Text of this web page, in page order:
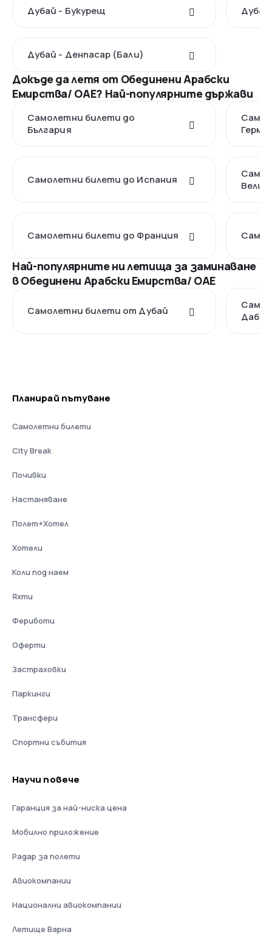
Дубай - Букурещ
Дубай - Денпасар (Бали)
Докъде да летя от Обединени Арабски
Емирства/ ОАЕ? Най-популярните държави
Самолетни билети до
България
Самолетни билети до Испания
Самолетни билети до Франция
Най-популярните ни летища за заминаване
в Обединени Арабски Емирства/ ОАЕ
Самолетни билети от Дубай
Даби
Планирай пътуване
Самолетни билети
City Break
Почивки
Настаняване
Полет+Хотел
Хотели
Коли под наем
Яхти
Фериботи
Оферти
Застраховки
Паркинги
Трансфери
Спортни събития
Научи повече
Гаранция за най-ниска цена
Мобилно приложение
Радар за полети
Авиокомпании
Национални авиокомпании
Летище Варна